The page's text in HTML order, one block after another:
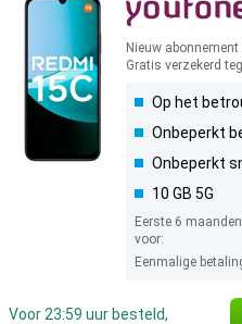
Nieuw abonnement
Gratis verzekerd
Op het
Onbeperkt
Onbeperkt
10 GB 5G
Eerste 6
voor:
Eenmalige
Voor 23:59 uur besteld,